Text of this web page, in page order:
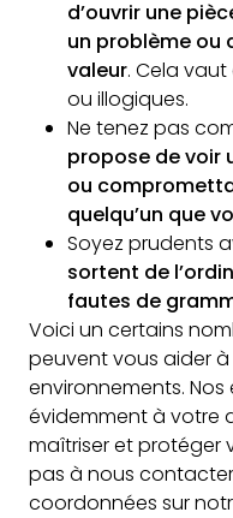
d’ouvrir une
un problème ou
valeur. Cela vaut
ou illogiques.
Ne tenez pas
propose de voir
ou
quelqu’un que
Soyez prudents
sortent de
fautes de
Voici un certains
peuvent vous aider
environnements.
évidemment à votre
maîtriser et protéger
pas à nous
coordonnées sur